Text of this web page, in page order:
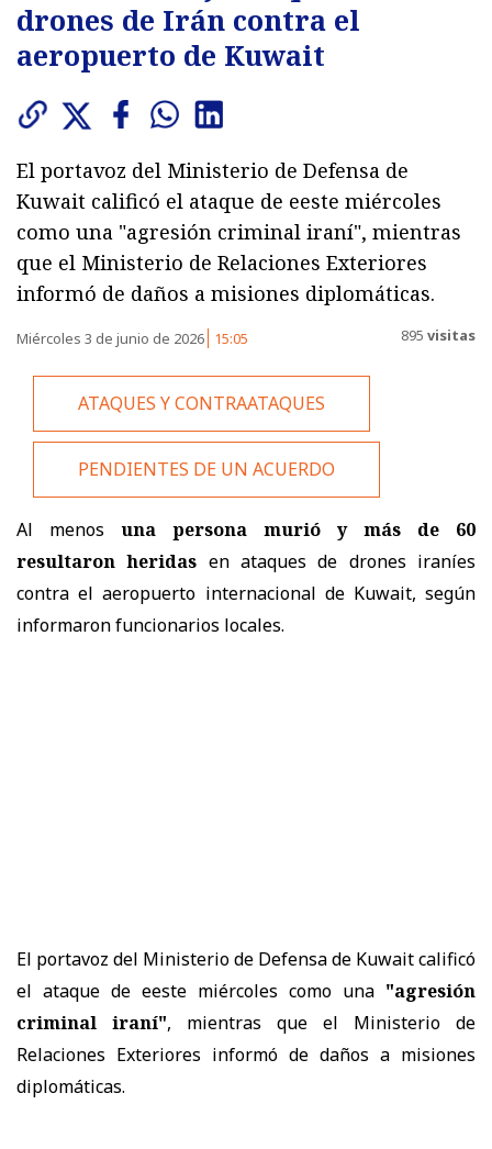
drones de Irán contra el
aeropuerto de Kuwait
El portavoz del Ministerio de Defensa de
Kuwait calificó el ataque de eeste miércoles
como una "agresión criminal iraní", mientras
que el Ministerio de Relaciones Exteriores
informó de daños a misiones diplomáticas.
Miércoles 3 de junio de 2026 15:05 895 visitas
ATAQUES Y CONTRAATAQUES
PENDIENTES DE UN ACUERDO
Al menos una persona murió y más de 60
resultaron heridas en ataques de drones iraníes
contra el aeropuerto internacional de Kuwait, según
informaron funcionarios locales.
El portavoz del Ministerio de Defensa de Kuwait calificó
el ataque de eeste miércoles como una "agresión
criminal iraní", mientras que el Ministerio de
Relaciones Exteriores informó de daños a misiones
diplomáticas.